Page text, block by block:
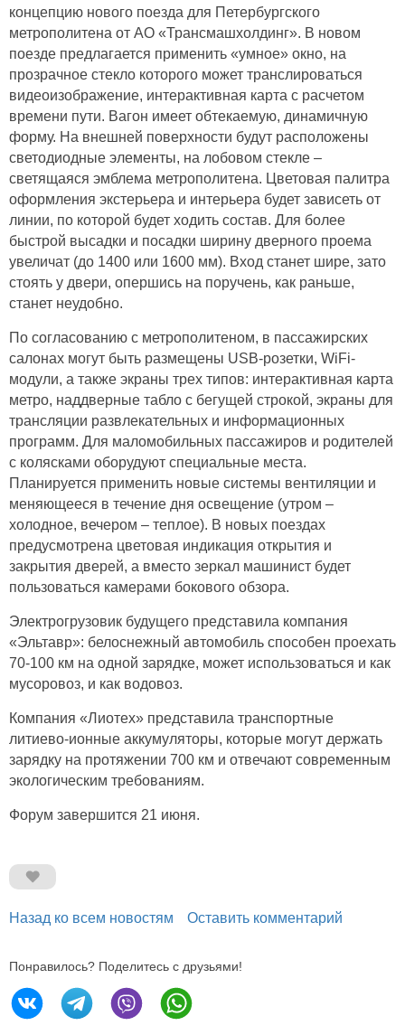
концепцию нового поезда для Петербургского
метрополитена от АО «Трансмашхолдинг». В новом
поезде предлагается применить «умное» окно, на
прозрачное стекло которого может транслироваться
видеоизображение, интерактивная карта с расчетом
времени пути. Вагон имеет обтекаемую, динамичную
форму. На внешней поверхности будут расположены
светодиодные элементы, на лобовом стекле –
светящаяся эмблема метрополитена. Цветовая палитра
оформления экстерьера и интерьера будет зависеть от
линии, по которой будет ходить состав. Для более
быстрой высадки и посадки ширину дверного проема
увеличат (до 1400 или 1600 мм). Вход станет шире, зато
стоять у двери, опершись на поручень, как раньше,
станет неудобно.
По согласованию с метрополитеном, в пассажирских
салонах могут быть размещены USB-розетки, WiFi-
модули, а также экраны трех типов: интерактивная карта
метро, наддверные табло с бегущей строкой, экраны для
трансляции развлекательных и информационных
программ. Для маломобильных пассажиров и родителей
с колясками оборудуют специальные места.
Планируется применить новые системы вентиляции и
меняющееся в течение дня освещение (утром –
холодное, вечером – теплое). В новых поездах
предусмотрена цветовая индикация открытия и
закрытия дверей, а вместо зеркал машинист будет
пользоваться камерами бокового обзора.
Электрогрузовик будущего представила компания
«Эльтавр»: белоснежный автомобиль способен проехать
70-100 км на одной зарядке, может использоваться и как
мусоровоз, и как водовоз.
Компания «Лиотех» представила транспортные
литиево-ионные аккумуляторы, которые могут держать
зарядку на протяжении 700 км и отвечают современным
экологическим требованиям.
Форум завершится 21 июня.
Назад ко всем новостям Оставить комментарий
Понравилось? Поделитесь с друзьями!